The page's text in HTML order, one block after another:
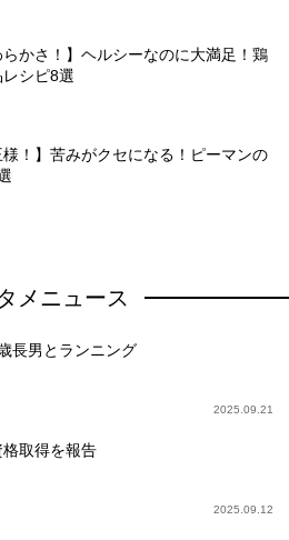
らかさ！】ヘルシーなのに大満足！鶏
シピ8選
様！】苦みがクセになる！ピーマンの
メニュース
長男とランニング
2025.09.21
取得を報告
2025.09.12